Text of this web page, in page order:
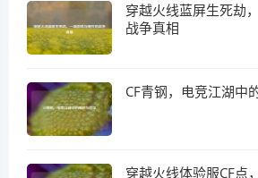
穿越火线蓝屏生死劫
战争真相
CF青钢，电竞江湖中
穿越火线体验服CF点